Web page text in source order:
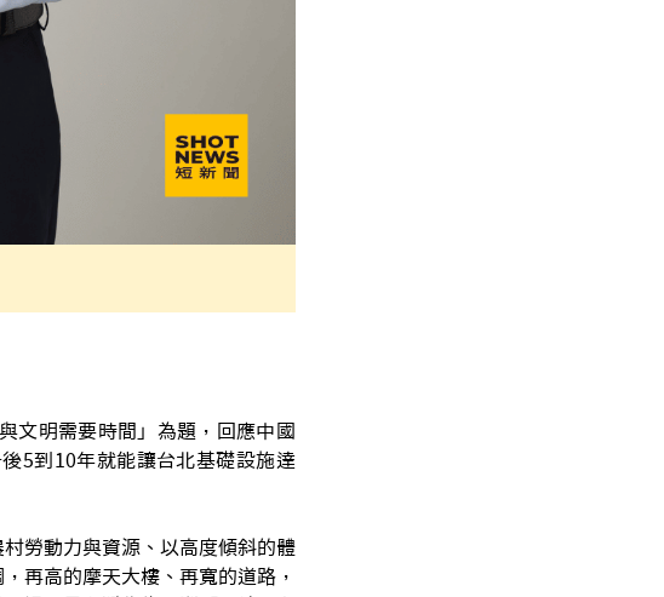
文明需要時間」為題，回應中國
5到10年就能讓台北基礎設施達
勞動力與資源、以高度傾斜的體
再高的摩天大樓、再寬的道路，